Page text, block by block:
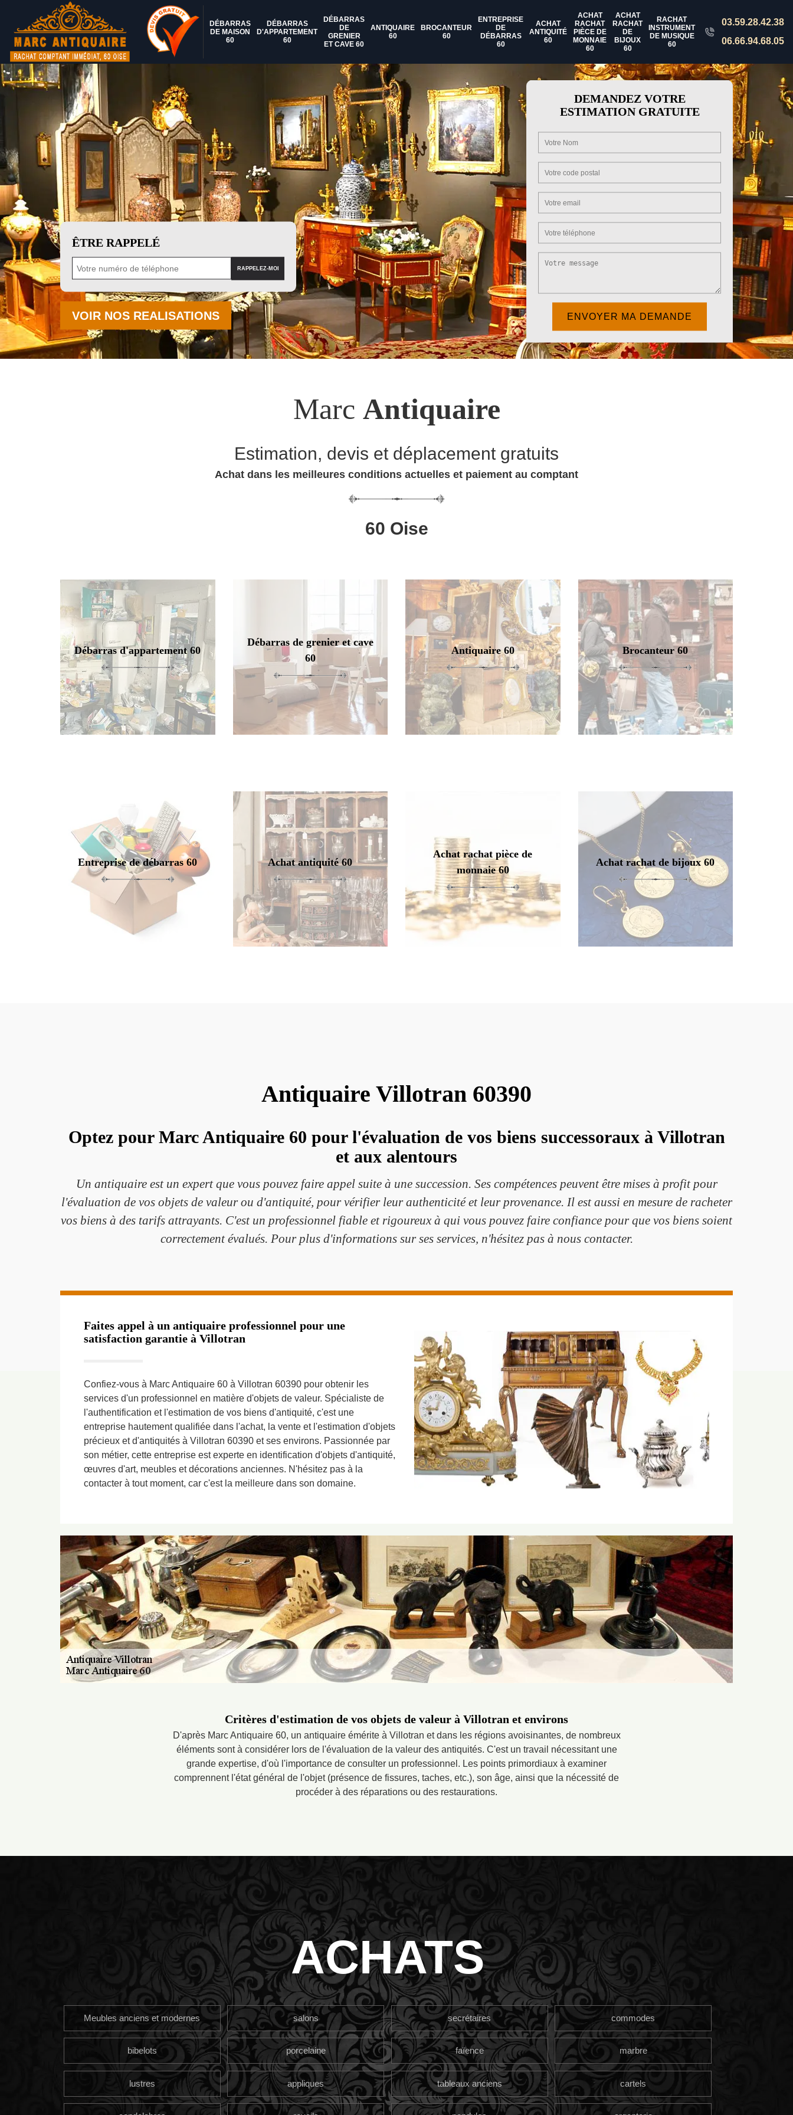
DÉBARRAS
DE MAISON
60
DÉBARRAS
D'APPARTEMENT
60
DÉBARRAS
DE
GRENIER
ET CAVE 60
ANTIQUAIRE
60
BROCANTEUR
60
ENTREPRISE
DE
DÉBARRAS
60
ACHAT
ANTIQUITÉ
60
ACHAT
RACHAT
PIÈCE DE
MONNAIE
60
ACHAT
RACHAT
DE
BIJOUX
60
RACHAT
INSTRUMENT
DE MUSIQUE
60
03.59.28.42.38
06.66.94.68.05
ÊTRE RAPPELÉ
VOIR NOS REALISATIONS
DEMANDEZ VOTRE
ESTIMATION GRATUITE
Marc Antiquaire
Estimation, devis et déplacement gratuits
Achat dans les meilleures conditions actuelles et paiement au comptant
60 Oise
Débarras d'appartement 60
Débarras de grenier et cave
60
Antiquaire 60 Brocanteur 60
Entreprise de débarras 60 Achat antiquité 60
Achat rachat pièce de
monnaie 60
Achat rachat de bijoux 60
Antiquaire Villotran 60390
Optez pour Marc Antiquaire 60 pour l'évaluation de vos biens successoraux à Villotran
et aux alentours
Un antiquaire est un expert que vous pouvez faire appel suite à une succession. Ses compétences peuvent être mises à profit pour
l'évaluation de vos objets de valeur ou d'antiquité, pour vérifier leur authenticité et leur provenance. Il est aussi en mesure de racheter
vos biens à des tarifs attrayants. C'est un professionnel fiable et rigoureux à qui vous pouvez faire confiance pour que vos biens soient
correctement évalués. Pour plus d'informations sur ses services, n'hésitez pas à nous contacter.
Faites appel à un antiquaire professionnel pour une
satisfaction garantie à Villotran
Confiez-vous à Marc Antiquaire 60 à Villotran 60390 pour obtenir les
services d'un professionnel en matière d'objets de valeur. Spécialiste de
l'authentification et l'estimation de vos biens d'antiquité, c'est une
entreprise hautement qualifiée dans l'achat, la vente et l'estimation d'objets
précieux et d'antiquités à Villotran 60390 et ses environs. Passionnée par
son métier, cette entreprise est experte en identification d'objets d'antiquité,
œuvres d'art, meubles et décorations anciennes. N'hésitez pas à la
contacter à tout moment, car c'est la meilleure dans son domaine.
Critères d'estimation de vos objets de valeur à Villotran et environs
D'après Marc Antiquaire 60, un antiquaire émérite à Villotran et dans les régions avoisinantes, de nombreux
éléments sont à considérer lors de l'évaluation de la valeur des antiquités. C'est un travail nécessitant une
grande expertise, d'où l'importance de consulter un professionnel. Les points primordiaux à examiner
comprennent l'état général de l'objet (présence de fissures, taches, etc.), son âge, ainsi que la nécessité de
procéder à des réparations ou des restaurations.
ACHATS
Meubles anciens et modernes salons secrétaires commodes
bibelots porcelaine faïence marbre
lustres appliques tableaux anciens cartels